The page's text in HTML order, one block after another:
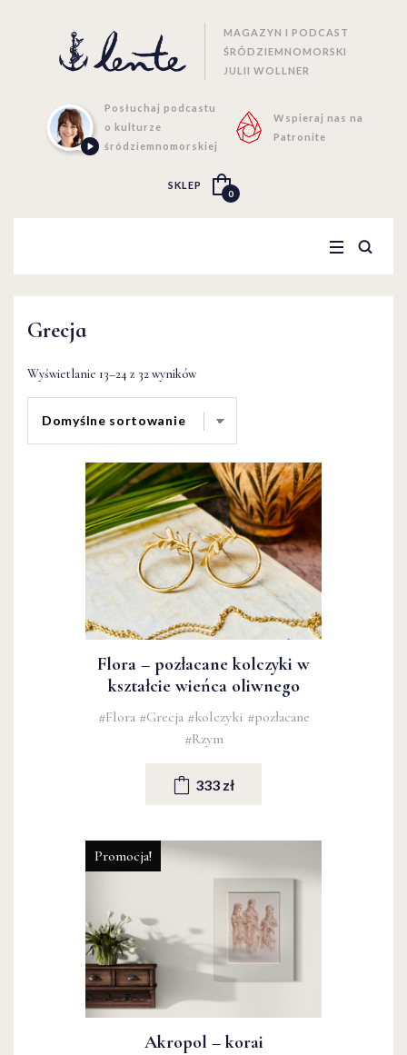
MAGAZYN I PODCAST
ŚRÓDZIEMNOMORSKI
JULII WOLLNER
Posłuchaj podcastu
o kulturze
śródziemnomorskiej
Wspieraj nas na
Patronite
SKLEP
0
Grecja
Wyświetlanie 13–24 z 32 wyników
Flora – pozłacane kolczyki w
kształcie wieńca oliwnego
#Flora #Grecja #kolczyki #pozłacane
#Rzym
333 zł
Promocja!
Akropol – korai